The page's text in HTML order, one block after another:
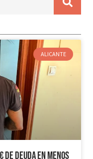
ALICANTE
Deuda en Menos